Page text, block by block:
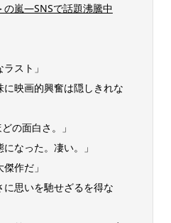
の嵐―SNSで話題沸騰中
スト」
に映画的興奮は隠しきれな
の面白さ。」
なった。凄い。」
作だ」
に思いを馳せざるを得な